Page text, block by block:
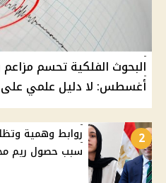
أغسطس: لا دليل علمي على
2
روابط وهمية
سبب حصول ريم محمد على 4%